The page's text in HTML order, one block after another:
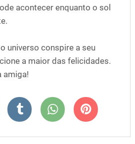
acontecer enquanto o sol
universo conspire a seu
a maior das felicidades.
amiga!